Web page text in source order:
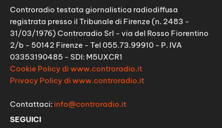
Controradio testata giornalistica radiodiffusa
registrata presso il Tribunale di Firenze (n. 2483 -
31/03/1976) Controradio Srl - via del Rosso Fiorentino
2/b - 50142 Firenze - Tel 055.73.99910 - P. IVA
03353190485 - SDI: M5UXCR1
Cookie Policy di www.controradio.it
Privacy Policy di www.controradio.it
Contattaci: info@controradio.it
SEGUICI